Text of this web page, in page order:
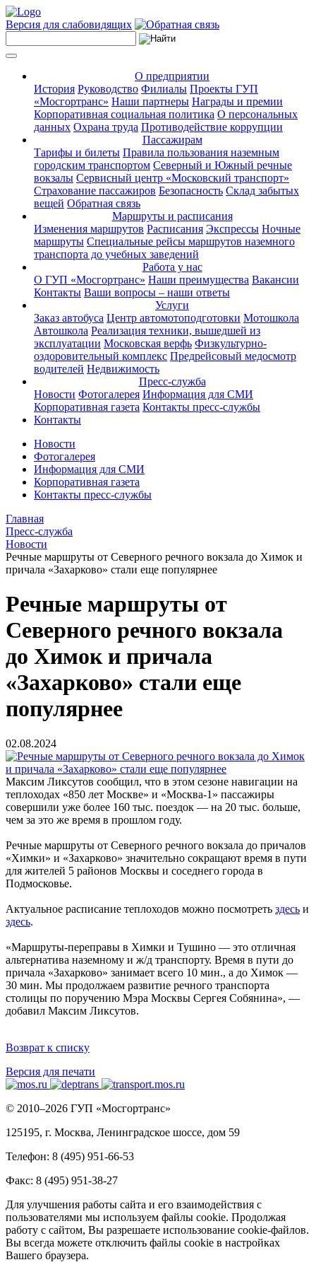
Версия для слабовидящих
О предприятии
История Руководство Филиалы Проекты ГУП
«Мосгортранс» Наши партнеры Награды и премии
Корпоративная социальная политика О персональных
данных Охрана труда Противодействие коррупции
Пассажирам
Тарифы и билеты Правила пользования наземным
городским транспортом Северный и Южный речные
вокзалы Сервисный центр «Московский транспорт»
Страхование пассажиров Безопасность Склад забытых
вещей Обратная связь
Маршруты и расписания
Изменения маршрутов Расписания Экспрессы Ночные
маршруты Специальные рейсы маршрутов наземного
транспорта до учебных заведений
Работа у нас
О ГУП «Мосгортранс» Наши преимущества Вакансии
Контакты Ваши вопросы – наши ответы
Услуги
Заказ автобуса Центр автомотоподготовки Мотошкола
Автошкола Реализация техники, вышедшей из
эксплуатации Московская верфь Физкультурно-
оздоровительный комплекс Предрейсовый медосмотр
водителей Недвижимость
Пресс-служба
Новости Фотогалерея Информация для СМИ
Корпоративная газета Контакты пресс-службы
Контакты
Новости
Фотогалерея
Информация для СМИ
Корпоративная газета
Контакты пресс-службы
Главная
Пресс-служба
Новости
Речные маршруты от Северного речного вокзала до Химок и
причала «Захарково» стали еще популярнее
Речные маршруты от
Северного речного вокзала
до Химок и причала
«Захарково» стали еще
популярнее
02.08.2024
Максим Ликсутов сообщил, что в этом сезоне навигации на
теплоходах «850 лет Москве» и «Москва-1» пассажиры
совершили уже более 160 тыс. поездок — на 20 тыс. больше,
чем за это же время в прошлом году.
Речные маршруты от Северного речного вокзала до причалов
«Химки» и «Захарково» значительно сокращают время в пути
для жителей 5 районов Москвы и соседнего города в
Подмосковье.
Актуальное расписание теплоходов можно посмотреть здесь и
здесь.
«Маршруты-переправы в Химки и Тушино — это отличная
альтернатива наземному и ж/д транспорту. Время в пути до
причала «Захарково» занимает всего 10 мин., а до Химок —
30 мин. Мы продолжаем развитие речного транспорта
столицы по поручению Мэра Москвы Сергея Собянина», —
добавил Максим Ликсутов.
Возврат к списку
Версия для печати
© 2010–2026 ГУП «Мосгортранс»
125195, г. Москва, Ленинградское шоссе, дом 59
Телефон: 8 (495) 951-66-53
Факс: 8 (495) 951-38-27
Для улучшения работы сайта и его взаимодействия с
пользователями мы используем файлы cookie. Продолжая
работу с сайтом, Вы разрешаете использование cookie-файлов.
Вы всегда можете отключить файлы cookie в настройках
Вашего браузера.